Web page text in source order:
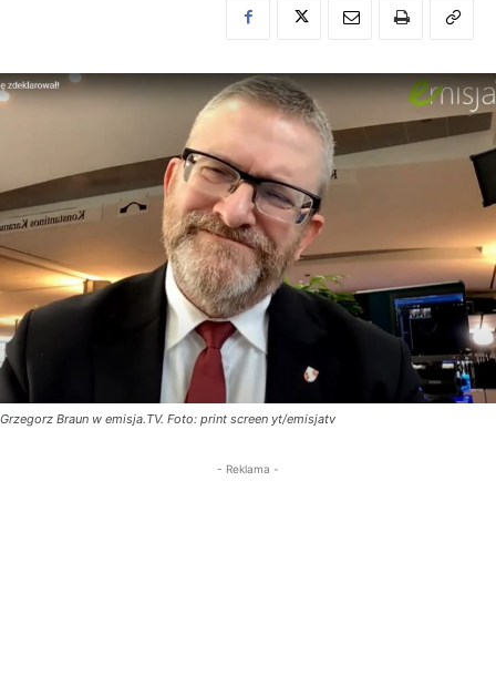
Grzegorz Braun w emisja.TV. Foto: print screen yt/emisjatv
- Reklama -